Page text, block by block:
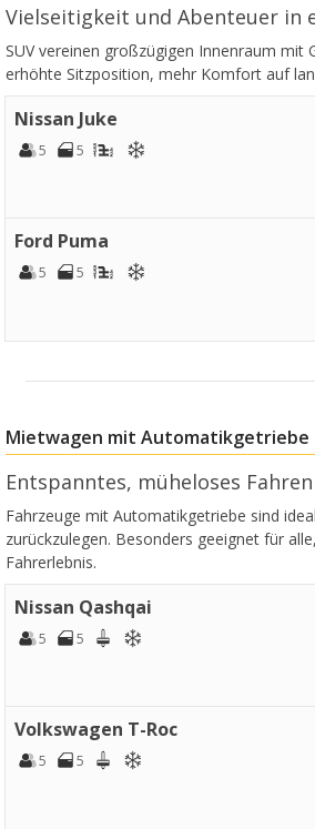
Vielseitigkeit und Abenteuer in
SUV vereinen großzügigen Innenraum mit
erhöhte Sitzposition, mehr Komfort auf
Nissan Juke
5 5
Ford Puma
5 5
Mietwagen mit Automatikgetriebe
Entspanntes, müheloses Fahren
Fahrzeuge mit Automatikgetriebe sind
zurückzulegen. Besonders geeignet für
Fahrerlebnis.
Nissan Qashqai
5 5
Volkswagen T-Roc
5 5
Erhalten Sie